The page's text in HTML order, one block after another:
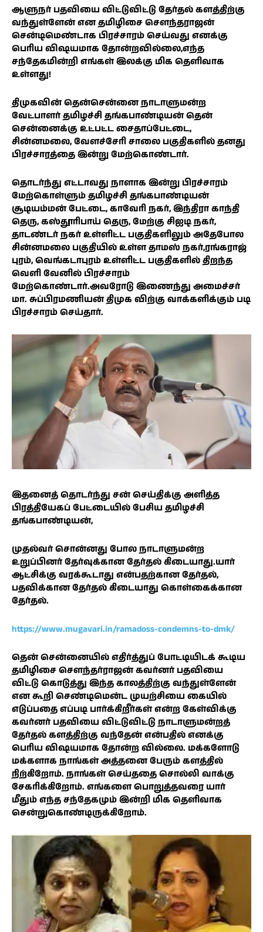
ஆளுநர் பதவியை விட்டுவிட்டு தேர்தல் களத்திற்கு
வந்துள்ளேன் என தமிழிசை சௌந்தராஜன்
சென்டிமெண்டாக பிரச்சாரம் செய்வது எனக்கு
பெரிய விஷயமாக தோன்றவில்லை,எந்த
சந்தேகமின்றி எங்கள் இலக்கு மிக தெளிவாக
உள்ளது!
திமுகவின் தென்சென்னை நாடாளுமன்ற
வேட்பாளர் தமிழச்சி தங்கபாண்டியன் தென்
சென்னைக்கு உட்பட்ட சைதாப்பேட்டை,
சின்னமலை, வேளச்சேரி சாலை பகுதிகளில் தனது
பிரச்சாரத்தை இன்று மேற்கொண்டார்.
தொடர்ந்து எட்டாவது நாளாக இன்று பிரச்சாரம்
மேற்கொள்ளும் தமிழச்சி தங்கபாண்டியன்
சூடியம்மன் பேட்டை, காவேரி நகர், இந்திரா காந்தி
தெரு, கஸ்தூரிபாய் தெரு, மேற்கு சிஐடி நகர்,
தாடண்டர் நகர் உள்ளிட்ட பகுதிகளிலும் அதேபோல
சின்னமலை பகுதியில் உள்ள தாமஸ் நகர்,ரங்கராஜ்
புரம், வெங்கடாபுரம் உள்ளிட்ட பகுதிகளில் திறந்த
வெளி வேனில் பிரச்சாரம்
மேற்கொண்டார்.அவரோடு இணைந்து அமைச்சர்
மா. சுப்பிரமணியன் திமுக விற்கு வாக்களிக்கும் படி
பிரச்சாரம் செய்தார்.
இதனைத் தொடர்ந்து சன் செய்திக்கு அளித்த
பிரத்தியேகப் பேட்டையில் பேசிய தமிழச்சி
தங்கபாண்டியன்,
முதல்வர் சொன்னது போல நாடாளுமன்ற
உறுப்பினர் தேர்வுக்கான தேர்தல் கிடையாது.யார்
ஆட்சிக்கு வரக்கூடாது என்பதற்கான தேர்தல்,
பதவிக்கான தேர்தல் கிடையாது கொள்கைக்கான
தேர்தல்.
https://www.mugavari.in/ramadoss-condemns-to-dmk/
தென் சென்னையில் எதிர்த்துப் போட்டியிடக் கூடிய
தமிழிசை சௌந்தர்ராஜன் கவர்னர் பதவியை
விட்டு கொடுத்து இந்த காலத்திற்கு வந்துள்ளேன்
என கூறி செண்டிமென்ட முயற்சியை கையில்
எடுப்பதை எப்படி பார்க்கிறீர்கள் என்ற கேள்விக்கு
கவர்னர் பதவியை விட்டுவிட்டு நாடாளுமன்றத்
தேர்தல் களத்திற்கு வந்தேன் என்பதில் எனக்கு
பெரிய விஷயமாக தோன்ற வில்லை. மக்களோடு
மக்களாக நாங்கள் அத்தனை பேரும் களத்தில்
நிற்கிறோம். நாங்கள் செய்ததை சொல்லி வாக்கு
சேகரிக்கிறோம். எங்களை பொறுத்தவரை யார்
மீதும் எந்த சந்தேகமும் இன்றி மிக தெளிவாக
சென்றுகொண்டிருக்கிறோம்.